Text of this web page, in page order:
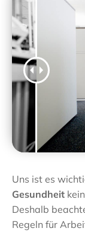
Uns ist es
Gesundheit
Deshalb
Regeln für